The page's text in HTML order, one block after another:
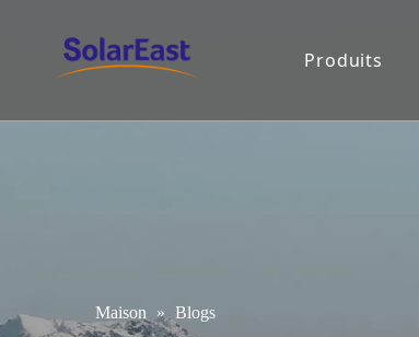
Produits
Maison » Blogs